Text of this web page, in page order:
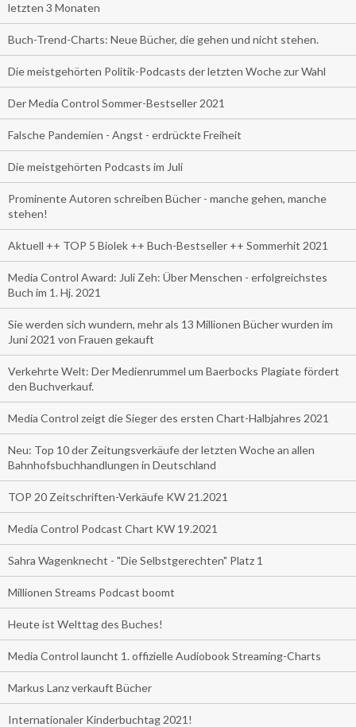
letzten 3 Monaten
Buch-Trend-Charts: Neue Bücher, die gehen und nicht stehen.
Die meistgehörten Politik-Podcasts der letzten Woche zur Wahl
Der Media Control Sommer-Bestseller 2021
Falsche Pandemien - Angst - erdrückte Freiheit
Die meistgehörten Podcasts im Juli
Prominente Autoren schreiben Bücher - manche gehen, manche
stehen!
Aktuell ++ TOP 5 Biolek ++ Buch-Bestseller ++ Sommerhit 2021
Media Control Award: Juli Zeh: Über Menschen - erfolgreichstes
Buch im 1. Hj. 2021
Sie werden sich wundern, mehr als 13 Millionen Bücher wurden im
Juni 2021 von Frauen gekauft
Verkehrte Welt: Der Medienrummel um Baerbocks Plagiate fördert
den Buchverkauf.
Media Control zeigt die Sieger des ersten Chart-Halbjahres 2021
Neu: Top 10 der Zeitungsverkäufe der letzten Woche an allen
Bahnhofsbuchhandlungen in Deutschland
TOP 20 Zeitschriften-Verkäufe KW 21.2021
Media Control Podcast Chart KW 19.2021
Sahra Wagenknecht - "Die Selbstgerechten" Platz 1
Millionen Streams Podcast boomt
Heute ist Welttag des Buches!
Media Control launcht 1. offizielle Audiobook Streaming-Charts
Markus Lanz verkauft Bücher
Internationaler Kinderbuchtag 2021!